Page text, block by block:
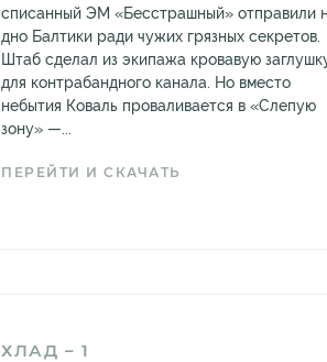
списанный ЭМ «Бесстрашный» отправили
дно Балтики ради чужих грязных секретов.
Штаб сделал из экипажа кровавую
для контрабандного канала. Но вместо
небытия Коваль проваливается в «Слепую
зону» —...
ПЕРЕЙТИ И СКАЧАТЬ
ХЛАД – 1